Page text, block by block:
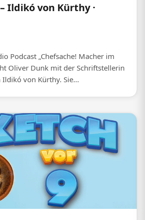
Ildikó von Kürthy ·
Podcast „Chefsache! Macher im
Oliver Dunk mit der Schriftstellerin
von Kürthy. Sie...